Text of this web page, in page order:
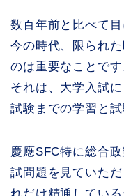
数百年前と比べて
今の時代、限られ
のは重要なことです
それは、大学入試
試験までの学習と試
慶應SFC特に総合
試問題を見ていた